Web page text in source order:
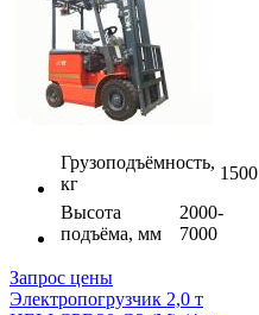
Грузоподъёмность,
кг
1500
Высота
подъёма, мм
2000-
7000
Запрос цены
Электропогрузчик 2,0 т